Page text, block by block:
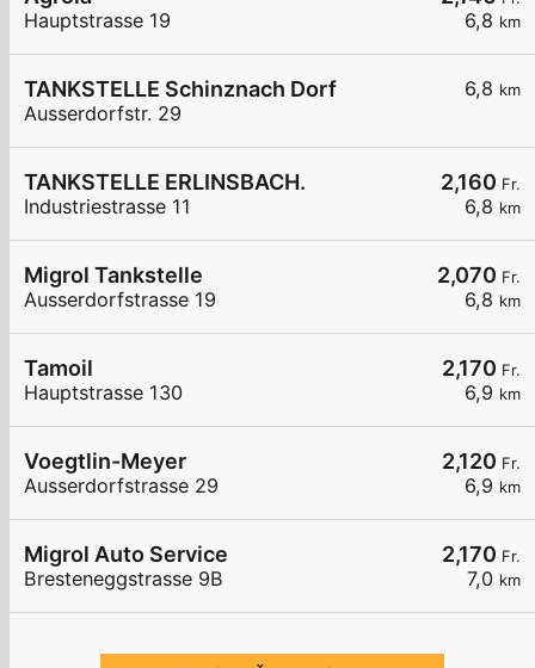
6,8 km
Hauptstrasse 19
6,8 km
TANKSTELLE Schinznach Dorf
Ausserdorfstr. 29
2,160 Fr.
6,8 km
TANKSTELLE ERLINSBACH.
Industriestrasse 11
2,070 Fr.
6,8 km
Migrol Tankstelle
Ausserdorfstrasse 19
2,170 Fr.
6,9 km
Tamoil
Hauptstrasse 130
2,120 Fr.
6,9 km
Voegtlin-Meyer
Ausserdorfstrasse 29
2,170 Fr.
7,0 km
Migrol Auto Service
Bresteneggstrasse 9B